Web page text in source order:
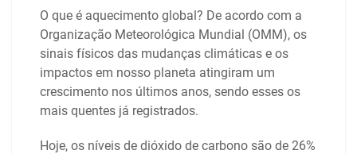
O que é aquecimento global? De acordo com a
Organização Meteorológica Mundial (OMM), os
sinais físicos das mudanças climáticas e os
impactos em nosso planeta atingiram um
crescimento nos últimos anos, sendo esses os
mais quentes já registrados.
Hoje, os níveis de dióxido de carbono são de 26%